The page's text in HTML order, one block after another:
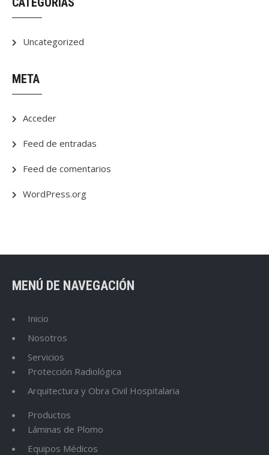
Uncategorized
META
Acceder
Feed de entradas
Feed de comentarios
WordPress.org
MENÚ DE NAVEGACIÓN
Inicio
Nosotros
Servicios
Protección Radiológica
Arquitectura y Obra Civil Hospitalaria
Productos
Láminas de Plomo
Equipos Médicos